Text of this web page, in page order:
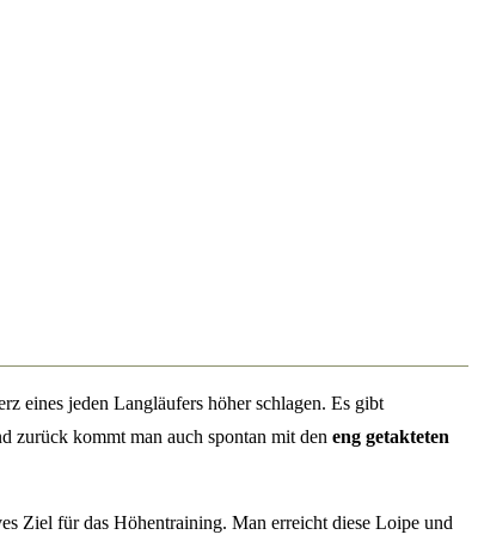
eines jeden Langläufers höher schlagen. Es gibt
zurück kommt man auch spontan mit den eng getakteten
Ziel für das Höhentraining. Man erreicht diese Loipe und